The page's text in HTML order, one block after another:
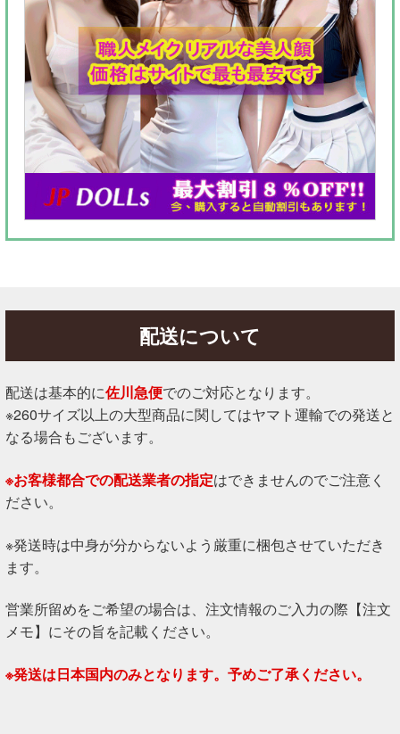
配送について
配送は基本的に佐川急便でのご対応となります。
※260サイズ以上の大型商品に関してはヤマト運輸での発送と
なる場合もございます。
※お客様都合での配送業者の指定はできませんのでご注意く
ださい。
※発送時は中身が分からないよう厳重に梱包させていただき
ます。
営業所留めをご希望の場合は、注文情報のご入力の際【注文
メモ】にその旨を記載ください。
※発送は日本国内のみとなります。予めご了承ください。